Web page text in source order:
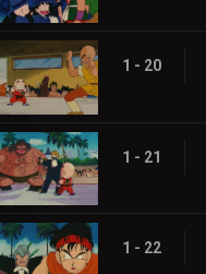
1 - 20
1 - 21
1 - 22